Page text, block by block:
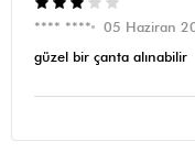
**** ****
05 Haziran
güzel bir çanta alınabilir